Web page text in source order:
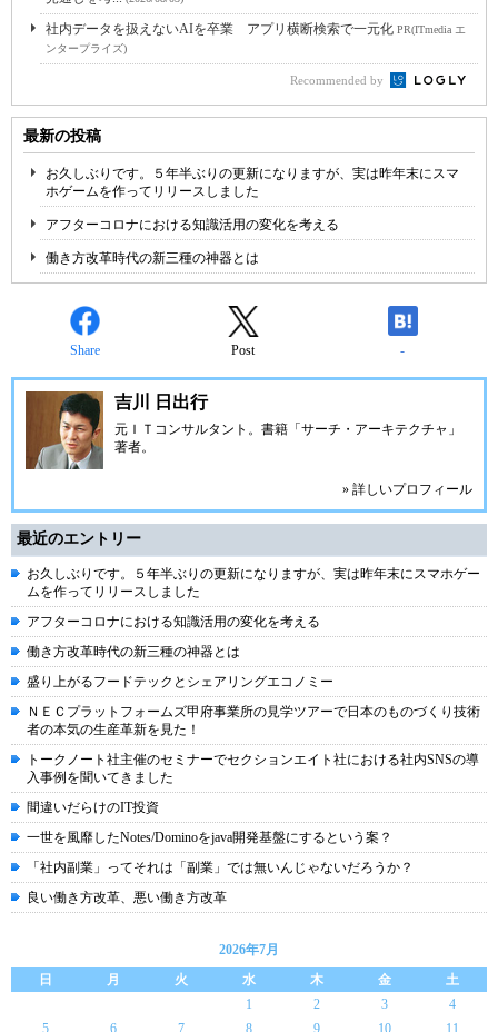
社内データを扱えないAIを卒業 アプリ横断検索で一元化 PR(ITmedia エ
ンタープライズ)
Recommended by
最新の投稿
お久しぶりです。５年半ぶりの更新になりますが、実は昨年末にスマ
ホゲームを作ってリリースしました
アフターコロナにおける知識活用の変化を考える
働き方改革時代の新三種の神器とは
Share Post -
吉川 日出行
元ＩＴコンサルタント。書籍「サーチ・アーキテクチャ」
著者。
» 詳しいプロフィール
最近のエントリー
お久しぶりです。５年半ぶりの更新になりますが、実は昨年末にスマホゲー
ムを作ってリリースしました
アフターコロナにおける知識活用の変化を考える
働き方改革時代の新三種の神器とは
盛り上がるフードテックとシェアリングエコノミー
ＮＥＣプラットフォームズ甲府事業所の見学ツアーで日本のものづくり技術
者の本気の生産革新を見た！
トークノート社主催のセミナーでセクションエイト社における社内SNSの導
入事例を聞いてきました
間違いだらけのIT投資
一世を風靡したNotes/Dominoをjava開発基盤にするという案？
「社内副業」ってそれは「副業」では無いんじゃないだろうか？
良い働き方改革、悪い働き方改革
2026年7月
日
月 火 水 木 金
土
1
2 3
4